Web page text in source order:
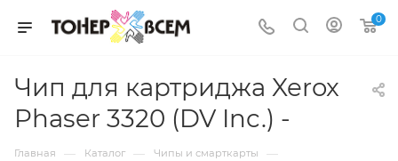
0
Чип для картриджа Xerox
Phaser 3320 (DV Inc.) -
Главная — Каталог — Чипы и смарткарты —